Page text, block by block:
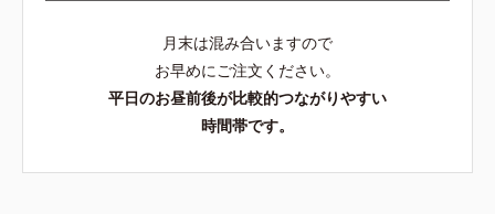
月末は混み合いますので
お早めにご注文ください。
平日のお昼前後が比較的つながりやすい
時間帯です。